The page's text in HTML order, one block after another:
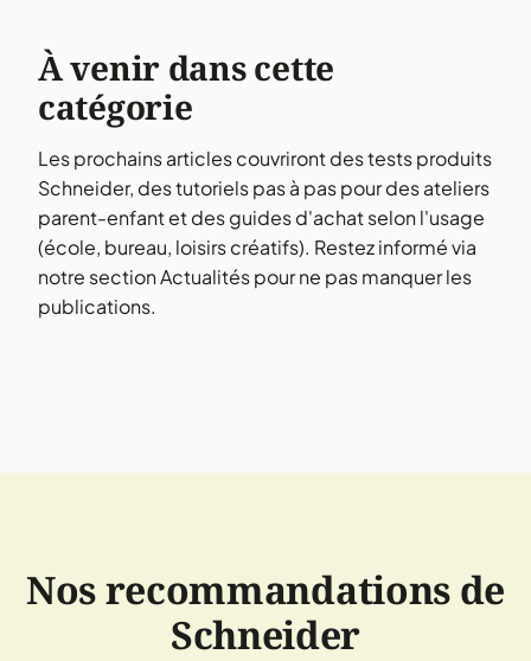
À venir dans cette
catégorie
Les prochains articles couvriront des tests produits
Schneider, des tutoriels pas à pas pour des ateliers
parent-enfant et des guides d'achat selon l'usage
(école, bureau, loisirs créatifs). Restez informé via
notre sectionActualitéspour ne pas manquer les
publications.
Nos recommandations de
Schneider